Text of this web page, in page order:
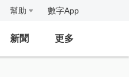
幫助 數字App
新聞 更多